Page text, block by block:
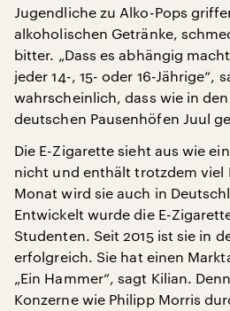
Jugendliche zu Alko-Pops
alkoholischen Getränke,
bitter. „Dass es abhängig
jeder 14-, 15- oder 16-Jährige“,
wahrscheinlich, dass wie in
deutschen Pausenhöfen Juul
Die E-Zigarette sieht aus wie
nicht und enthält trotzdem viel
Monat wird sie auch in
Entwickelt wurde die E-
Studenten. Seit 2015 ist sie in
erfolgreich. Sie hat einen
„Ein Hammer“, sagt Kilian.
Konzerne wie Philipp Morris